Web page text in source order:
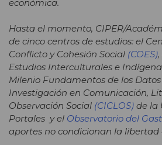
económica.
Hasta el momento, CIPER/
de cinco centros de estudios: el
Conflicto y Cohesión Social (COES)
Estudios Interculturales e
Milenio Fundamentos de los Datos
Investigación en Comunicación,
Observación Social (CICLOS) de la
Portales y el Observatorio del
aportes no condicionan la libertad